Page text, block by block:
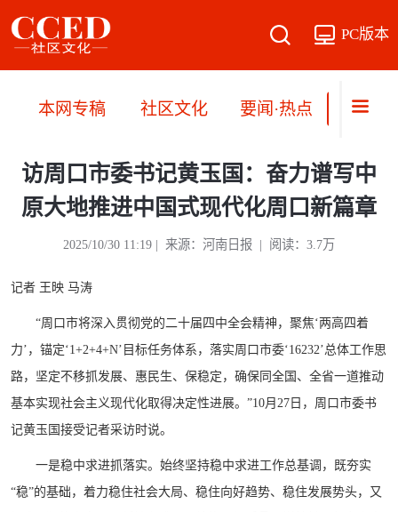
PC版本
本网专稿 社区文化 要闻·热点 直播·
访周口市委书记黄玉国：奋力谱写中
原大地推进中国式现代化周口新篇章
2025/10/30 11:19 | 来源：河南日报 | 阅读：3.7万
记者 王映 马涛
“周口市将深入贯彻党的二十届四中全会精神，聚焦‘两高四着
力’，锚定‘1+2+4+N’目标任务体系，落实周口市委‘16232’总体工作思
路，坚定不移抓发展、惠民生、保稳定，确保同全国、全省一道推动
基本实现社会主义现代化取得决定性进展。”10月27日，周口市委书
记黄玉国接受记者采访时说。
一是稳中求进抓落实。始终坚持稳中求进工作总基调，既夯实
“稳”的基础，着力稳住社会大局、稳住向好趋势、稳住发展势头，又